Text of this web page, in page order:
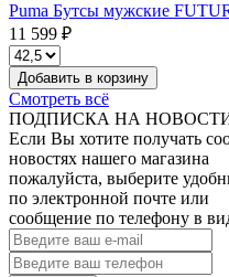
Puma Бутсы мужские
11 599 ₽
Добавить в корзину
Смотреть всё
ПОДПИСКА НА
Если Вы хотите получать
новостях нашего магазина
пожалуйста, выберите
по электронной почте или
сообщение по телефону в